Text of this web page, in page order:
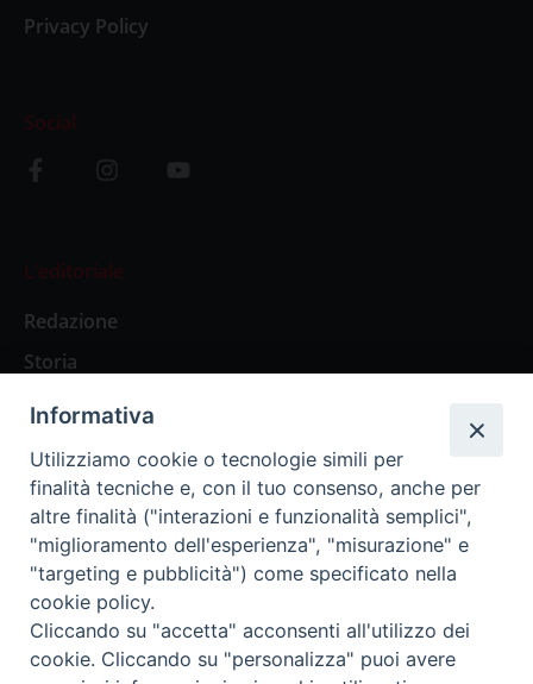
Privacy Policy
Social
L’editoriale
Redazione
Storia
Abbonamenti
Abbonamento Annuale Digitale
Abbonamento Annuale Cartaceo
Abbonamento Singola Copia Digitale
Informativa
Utilizziamo cookie o tecnologie simili per
finalità tecniche e, con il tuo consenso, anche per
altre finalità ("interazioni e funzionalità semplici",
"miglioramento dell'esperienza", "misurazione" e
"targeting e pubblicità") come specificato nella
cookie policy.
Cliccando su "accetta" acconsenti all'utilizzo dei
cookie. Cliccando su "personalizza" puoi avere